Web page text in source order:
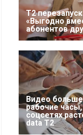
Т2
«Выгодно
абонентов
Видео
рабочие
соцсетях
data T2